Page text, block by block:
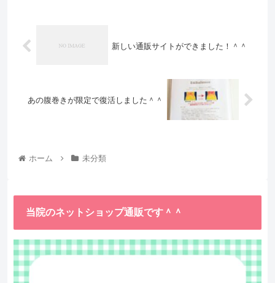
新しい通販サイトができました！＾＾
あの腹巻きが限定で復活しました＾＾
ホーム 未分類
当院のネットショップ通販です＾＾